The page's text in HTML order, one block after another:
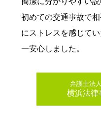
初めての交通事故で
にストレスを感じて
一安心しました。
弁護士法
横浜法律